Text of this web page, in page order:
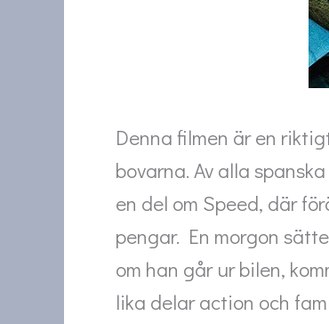
Denna filmen är en
bovarna. Av alla
en del om Speed, där
pengar. En morgon
om han går ur bilen,
lika delar action och